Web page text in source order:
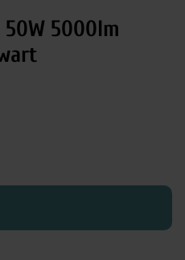
50W 5000lm